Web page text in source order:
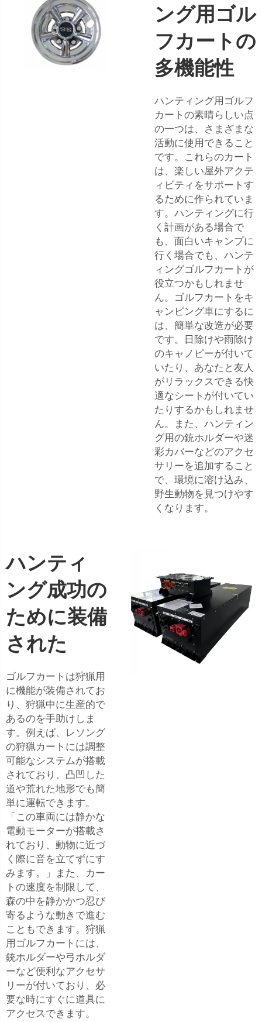
ング用ゴル
フカートの
多機能性
ハンティング用ゴルフ
カートの素晴らしい点
の一つは、さまざまな
活動に使用できること
です。これらのカート
は、楽しい屋外アクテ
ィビティをサポートす
るために作られていま
す。ハンティングに行
く計画がある場合で
も、面白いキャンプに
行く場合でも、ハンテ
ィングゴルフカートが
役立つかもしれませ
ん。ゴルフカートをキ
ャンピング車にするに
は、簡単な改造が必要
です。日除けや雨除け
のキャノピーが付いて
いたり、あなたと友人
がリラックスできる快
適なシートが付いてい
たりするかもしれませ
ん。また、ハンティン
グ用の銃ホルダーや迷
彩カバーなどのアクセ
サリーを追加すること
で、環境に溶け込み、
野生動物を見つけやす
くなります。
ハンティ
ング成功の
ために装備
された
ゴルフカートは狩猟用
に機能が装備されてお
り、狩猟中に生産的で
あるのを手助けしま
す。例えば、レソング
の狩猟カートには調整
可能なシステムが搭載
されており、凸凹した
道や荒れた地形でも簡
単に運転できます。
「この車両には静かな
電動モーターが搭載さ
れており、動物に近づ
く際に音を立てずにす
みます。」また、カー
トの速度を制限して、
森の中を静かかつ忍び
寄るような動きで進む
こともできます。狩猟
用ゴルフカートには、
銃ホルダーや弓ホルダ
ーなど便利なアクセサ
リーが付いており、必
要な時にすぐに道具に
アクセスできます。